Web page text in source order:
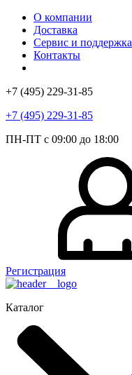
О компании
Доставка
Сервис и поддержка
Контакты
+7 (495) 229-31-85
+7 (495) 229-31-85
ПН-ПТ с 09:00 до 18:00
Регистрация
Каталог